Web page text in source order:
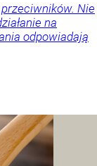
Nie
na
odpowiadają